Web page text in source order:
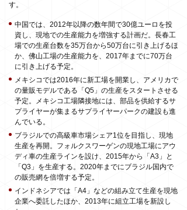
す。
中国では、2012年以降の数年間で30億ユーロを投
資し、現地での生産能力を増強する計画だ。長春工
場での生産台数を35万台から50万台に引き上げるほ
か、佛山工場の生産能力を、2017年までに70万台
に引き上げる予定。
メキシコでは2016年に新工場を開業し、アメリカで
の量販モデルである「Q5」の生産をスタートさせる
予定。メキシコ工場隣接地には、部品を供給するサ
プライヤーが集まるサプライヤーパークの建設も進
んでいる。
ブラジルでの高級車市場シェア1位を目指し、現地
生産を再開。フォルクスワーゲンの現地工場にアウ
ディ車の生産ラインを設け、2015年から「A3」と
「Q3」を生産する。2020年までにブラジル国内で
の販売網を倍増する予定。
インドネシアでは「A4」などの組み立て生産を現地
企業へ委託したほか、2013年に組立工場を新設し